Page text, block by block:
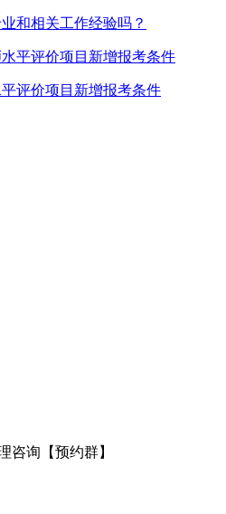
和相关工作经验吗？
评价项目新增报考条件
咨询【预约群】